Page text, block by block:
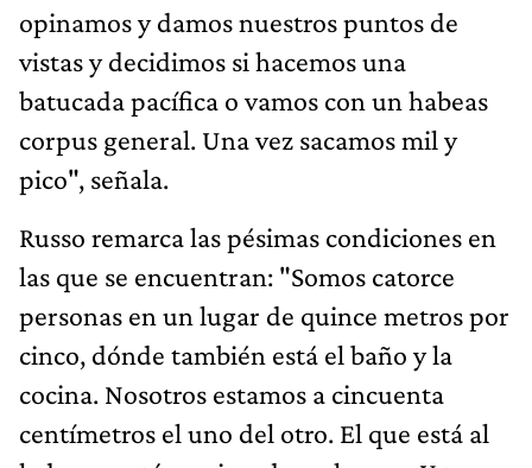
opinamos y damos nuestros puntos de
vistas y decidimos si hacemos una
batucada pacífica o vamos con un habeas
corpus general. Una vez sacamos mil y
pico", señala.
Russo remarca las pésimas condiciones en
las que se encuentran: "Somos catorce
personas en un lugar de quince metros por
cinco, dónde también está el baño y la
cocina. Nosotros estamos a cincuenta
centímetros el uno del otro. El que está al